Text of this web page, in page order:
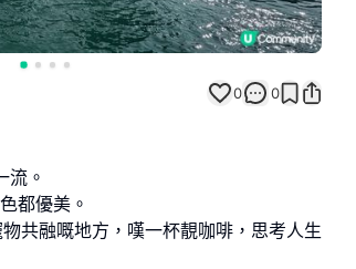
0 0
流。
都優美。
共融嘅地方，嘆一杯靚咖啡，思考人生